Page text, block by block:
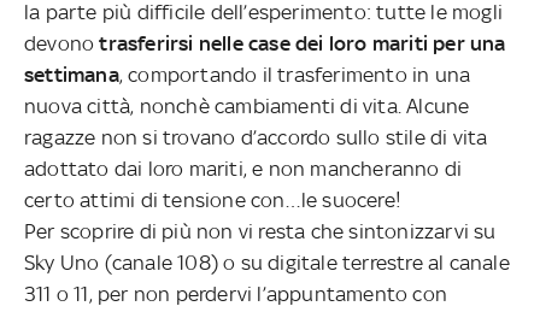
la parte più difficile dell’esperimento: tutte le mogli
devono trasferirsi nelle case dei loro mariti per una
settimana, comportando il trasferimento in una
nuova città, nonchè cambiamenti di vita. Alcune
ragazze non si trovano d’accordo sullo stile di vita
adottato dai loro mariti, e non mancheranno di
certo attimi di tensione con…le suocere!
Per scoprire di più non vi resta che sintonizzarvi su
Sky Uno (canale 108) o su digitale terrestre al canale
311 o 11, per non perdervi l’appuntamento con